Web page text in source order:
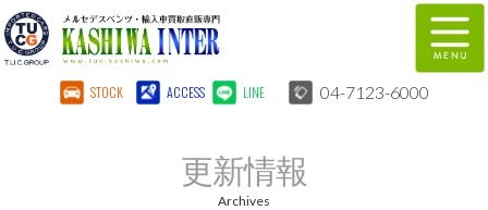
STOCK ACCESS LINE 04-7123-6000
更新情報
Archives